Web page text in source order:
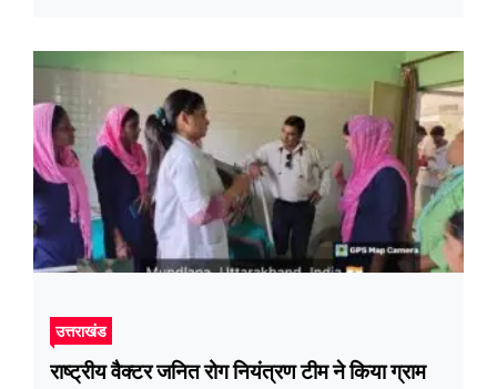
उत्तराखंड
राष्ट्रीय वैक्टर जनित रोग नियंत्रण टीम ने किया ग्राम